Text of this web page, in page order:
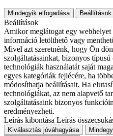
Mindegyik elfogadása Beállítások
Beállítások
Amikor meglátogat egy
információ letölthető vagy
Mivel azt szeretnénk, hogy Ön
szolgáltatásainkat, bizonyos
technológiák használatát saját
egyes kategóriák fejlécére, ha
módosíthatja beállításait. Ha
technológiákat, az nem alapvető
szolgáltatásaink bizonyos
eredményezheti.
Leírás kibontása Leírás
Kiválasztás jóváhagyása